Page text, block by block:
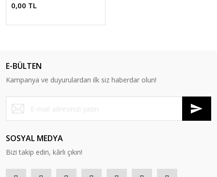
) C11CJ67405
0,00 TL
E-BÜLTEN
Kampanya ve duyurulardan ilk siz haberdar olun!
SOSYAL MEDYA
Bizi takip edin, kârlı çıkın!